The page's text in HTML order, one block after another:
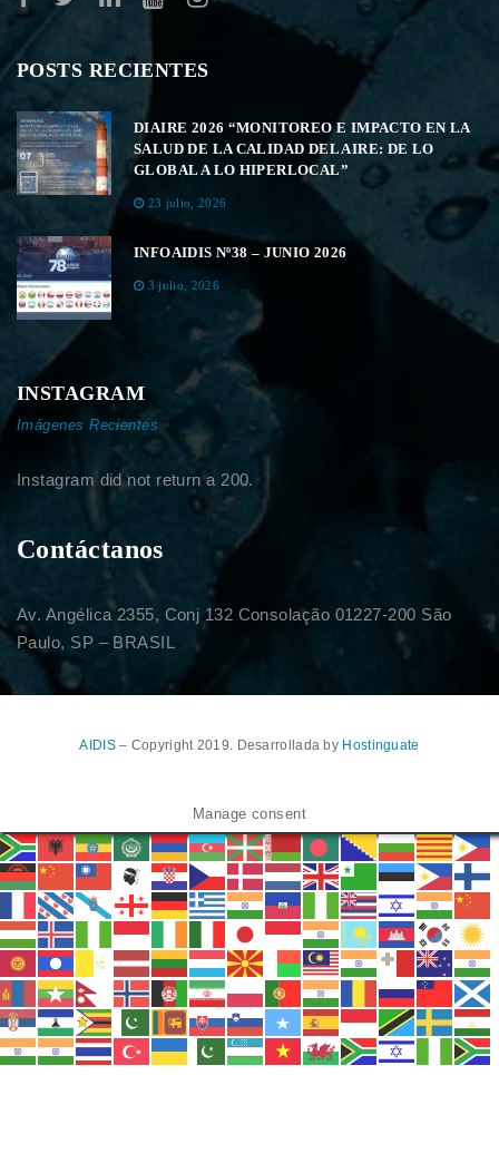
POSTS RECIENTES
DIAIRE 2026 “MONITOREO E IMPACTO EN LA
SALUD DE LA CALIDAD DEL AIRE: DE LO
GLOBAL A LO HIPERLOCAL”
23 julio, 2026
INFOAIDIS Nº38 – JUNIO 2026
3 julio, 2026
INSTAGRAM
Imágenes Recientes
Instagram did not return a 200.
Contáctanos
Av. Angélica 2355, Conj 132 Consolação 01227-200 São
Paulo, SP – BRASIL
AIDIS– Copyright 2019. Desarrollada by Hostinguate
Manage consent